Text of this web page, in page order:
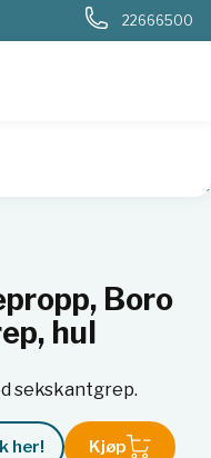
22666500
Boro
hul
sekskantgrep.
her! Kjøp